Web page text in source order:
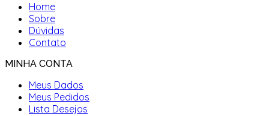
Home
Sobre
Dúvidas
Contato
MINHA CONTA
Meus Dados
Meus Pedidos
Lista Desejos